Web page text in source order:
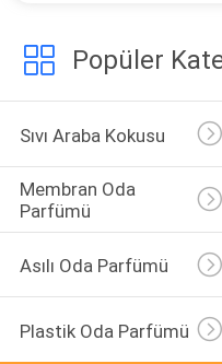
Çubuğu
Popüler
Sıvı Araba Kokusu
Membran Oda
Parfümü
Asılı Oda Parfümü
Plastik Oda Parfümü